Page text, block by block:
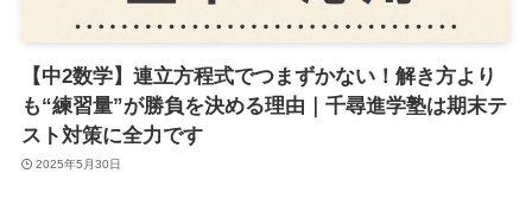
【中2数学】連立方程式でつまずかない！解き方より
も“練習量”が勝負を決める理由｜千尋進学塾は期末テ
スト対策に全力です
2025年5月30日